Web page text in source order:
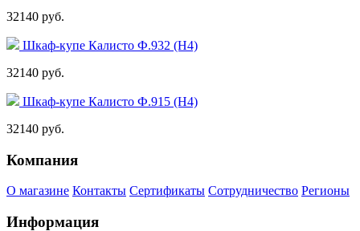
32140 руб.
Шкаф-купе Калисто Ф.932 (Н4)
32140 руб.
Шкаф-купе Калисто Ф.915 (Н4)
32140 руб.
Компания
О магазине Контакты Сертификаты Сотрудничество Регионы
Информация